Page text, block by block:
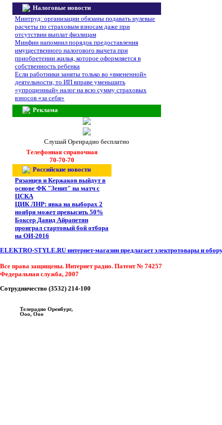
Налоговые новости
Минтруд: организации обязаны подавать нулевые
расчеты по страховым взносам даже при
отсутствии выплат физлицам
Минфин напомнил порядок предоставления
имущественного налогового вычета при
приобретении жилья, которое оформляется в
собственность ребенка
Если работники заняты только во «вмененной»
деятельности, то ИП вправе уменьшить
«упрощенный» налог на всю сумму страховых
взносов «за себя»
Реклама
Слушай Оренрадио бесплатно
Телефонная справочная
70-70-70
Российские новости
Рязанцев и Кержаков выйдут в
основе ФК "Зенит" на матч с
ЦСКА
ЦИК ЛНР: явка на выборах 2
ноября может превысить 50%
Боксер Давид Айрапетян
проиграл стартовый бой отбора
на ОИ-2016
ELEKTRO-STYLE.RU интернет-магазин предлагает электротовары и
Все права защищены. Интернет радио. Патент № 74257
Федеральная служба, 2007
Сотрудничество (3532) 214-100
Телерадио Оренбург,
Ооо, Ооо